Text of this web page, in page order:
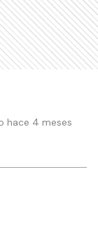
hace 4 meses